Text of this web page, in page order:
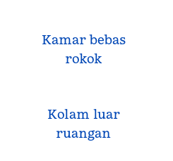
Kamar bebas
rokok
Kolam luar
ruangan